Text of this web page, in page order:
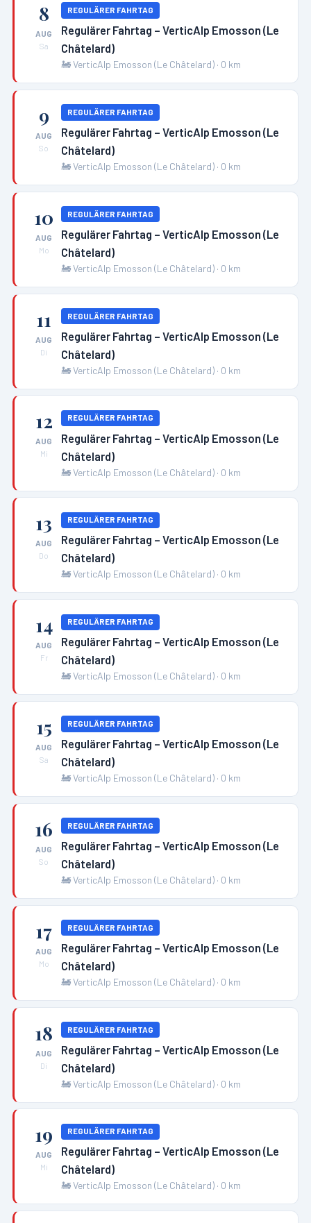
8
AUG
Sa
REGULÄRER FAHRTAG
Regulärer Fahrtag – VerticAlp Emosson (Le
Châtelard)
🚂VerticAlp Emosson (Le Châtelard) · 0 km
9
AUG
So
REGULÄRER FAHRTAG
Regulärer Fahrtag – VerticAlp Emosson (Le
Châtelard)
🚂VerticAlp Emosson (Le Châtelard) · 0 km
10
AUG
Mo
REGULÄRER FAHRTAG
Regulärer Fahrtag – VerticAlp Emosson (Le
Châtelard)
🚂VerticAlp Emosson (Le Châtelard) · 0 km
11
AUG
Di
REGULÄRER FAHRTAG
Regulärer Fahrtag – VerticAlp Emosson (Le
Châtelard)
🚂VerticAlp Emosson (Le Châtelard) · 0 km
12
AUG
Mi
REGULÄRER FAHRTAG
Regulärer Fahrtag – VerticAlp Emosson (Le
Châtelard)
🚂VerticAlp Emosson (Le Châtelard) · 0 km
13
AUG
Do
REGULÄRER FAHRTAG
Regulärer Fahrtag – VerticAlp Emosson (Le
Châtelard)
🚂VerticAlp Emosson (Le Châtelard) · 0 km
14
AUG
Fr
REGULÄRER FAHRTAG
Regulärer Fahrtag – VerticAlp Emosson (Le
Châtelard)
🚂VerticAlp Emosson (Le Châtelard) · 0 km
15
AUG
Sa
REGULÄRER FAHRTAG
Regulärer Fahrtag – VerticAlp Emosson (Le
Châtelard)
🚂VerticAlp Emosson (Le Châtelard) · 0 km
16
AUG
So
REGULÄRER FAHRTAG
Regulärer Fahrtag – VerticAlp Emosson (Le
Châtelard)
🚂VerticAlp Emosson (Le Châtelard) · 0 km
17
AUG
Mo
REGULÄRER FAHRTAG
Regulärer Fahrtag – VerticAlp Emosson (Le
Châtelard)
🚂VerticAlp Emosson (Le Châtelard) · 0 km
18
AUG
Di
REGULÄRER FAHRTAG
Regulärer Fahrtag – VerticAlp Emosson (Le
Châtelard)
🚂VerticAlp Emosson (Le Châtelard) · 0 km
19
AUG
Mi
REGULÄRER FAHRTAG
Regulärer Fahrtag – VerticAlp Emosson (Le
Châtelard)
🚂VerticAlp Emosson (Le Châtelard) · 0 km